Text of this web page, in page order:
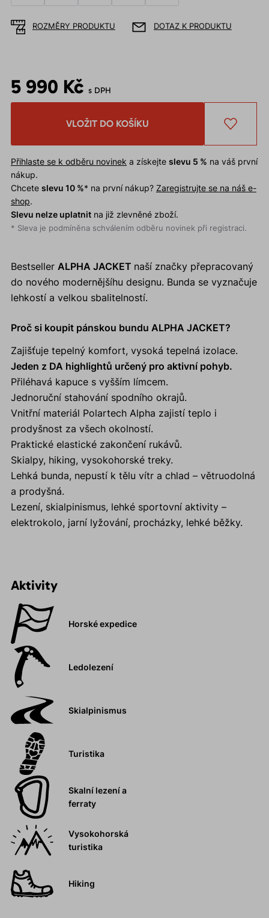
ROZMĚRY PRODUKTU DOTAZ K PRODUKTU
5 990 Kč s DPH
VLOŽIT DO KOŠÍKU
Přihlaste se k odběru novinek a získejte slevu 5 % na váš první
nákup.
Chcete slevu 10 %* na první nákup? Zaregistrujte se na náš e-
shop.
Slevu nelze uplatnitna již zlevněné zboží.
* Sleva je podmíněna schválením odběru novinek při registraci.
Bestseller ALPHA JACKET naší značky přepracovaný
do nového modernějšíhu designu. Bunda se vyznačuje
lehkostí a velkou sbalitelností.
Proč si koupit pánskou bundu ALPHA JACKET?
Zajišťuje tepelný komfort, vysoká tepelná izolace.
Jeden z DA highlightů určený pro aktivní pohyb.
Přiléhavá kapuce s vyšším límcem.
Jednoruční stahování spodního okrajů.
Vnitřní materiál Polartech Alpha zajistí teplo i
prodyšnost za všech okolností.
Praktické elastické zakončení rukávů.
Skialpy, hiking, vysokohorské treky.
Lehká bunda, nepustí k tělu vítr a chlad – větruodolná
a prodyšná.
Lezení, skialpinismus, lehké sportovní aktivity –
elektrokolo, jarní lyžování, procházky, lehké běžky.
Aktivity
Horské expedice
Ledolezení
Skialpinismus
Turistika
Skalní lezení a
ferraty
Vysokohorská
turistika
Hiking